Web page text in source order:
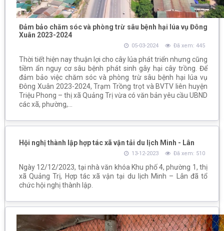
Đảm bảo chăm sóc và phòng trừ sâu bệnh hại lúa vụ Đông
Xuân 2023-2024
05-03-2024 Đã xem: 445
Thời tiết hiện nay thuận lợi cho cây lúa phát triển nhưng cũng
tiềm ẩn nguy cơ sâu bệnh phát sinh gây hại cây trồng. Để
đảm bảo việc chăm sóc và phòng trừ sâu bệnh hại lúa vụ
Đông Xuân 2023-2024, Trạm Trồng trọt và BVTV liên huyện
Triệu Phong – thị xã Quảng Trị vừa có văn bản yêu cầu UBND
các xã, phường,...
Hội nghị thành lập hợp tác xã vận tải du lịch Minh - Lân
13-12-2023 Đã xem: 510
Ngày 12/12/2023, tại nhà văn khóa Khu phố 4, phường 1, thị
xã Quảng Trị, Hợp tác xã vận tại du lịch Minh – Lân đã tổ
chức hội nghị thành lập.